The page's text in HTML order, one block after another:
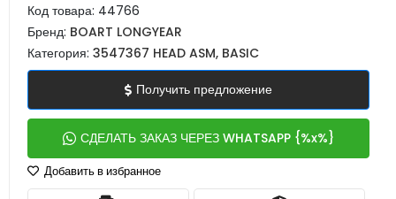
Код товара: 44766
Бренд: BOART LONGYEAR
Категория: 3547367 HEAD ASM, BASIC
Получить предложение
СДЕЛАТЬ ЗАКАЗ ЧЕРЕЗ WHATSAPP {%x%}
Добавить в избранное